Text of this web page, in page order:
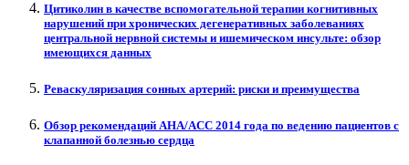
Цитиколин в качестве вспомогательной терапии когнитивных
нарушений при хронических дегенеративных заболеваниях
центральной нервной системы и ишемическом инсульте: обзор
имеющихся данных
Реваскуляризация сонных артерий: риски и преимущества
Обзор рекомендаций AHA/ACC 2014 года по ведению пациентов с
клапанной болезнью сердца